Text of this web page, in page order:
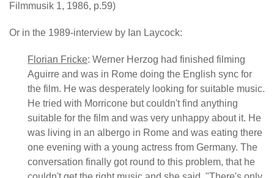
Filmmusik 1, 1986, p.59)
Or in the 1989-interview by Ian Laycock:
Florian Fricke: Werner Herzog had finished filming
Aguirre and was in Rome doing the English sync for
the film. He was desperately looking for suitable music.
He tried with Morricone but couldn't find anything
suitable for the film and was very unhappy about it. He
was living in an albergo in Rome and was eating there
one evening with a young actress from Germany. The
conversation finally got round to this problem, that he